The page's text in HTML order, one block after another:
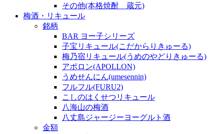
その他(本格焼酎 蔵元)
梅酒・リキュール
銘柄
BAR ヨー子シリーズ
子宝リキュール(こだからりきゅーる)
梅乃宿リキュール(うめのやどりきゅーる)
アポロン(APOLLON)
うめせんにん(umesennin)
フルフル(FURU2)
こしのはくせつリキュール
八海山の梅酒
八丈島ジャージーヨーグルト酒
金額